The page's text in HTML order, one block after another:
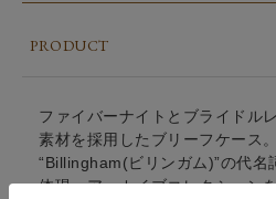
PRODUCT
ファイバーナイトとブライドル
素材を採用したブリーフケース。
“Billingham(ビリンガム)”の代名
体現。アーカイブコレクション